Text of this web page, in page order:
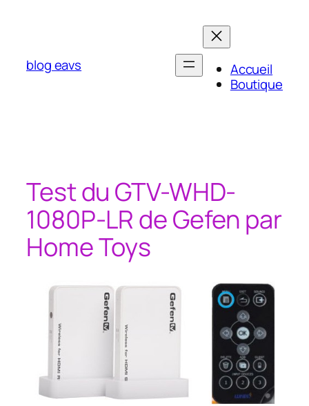
blog eavs
Accueil
Boutique
Test du GTV-WHD-
1080P-LR de Gefen par
Home Toys